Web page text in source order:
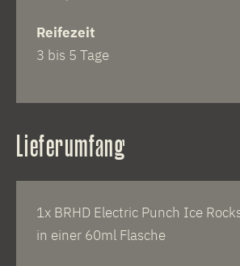
Reifezeit
3 bis 5 Tage
Lieferumfang
1x BRHD Electric Punch Ice
in einer 60ml Flasche